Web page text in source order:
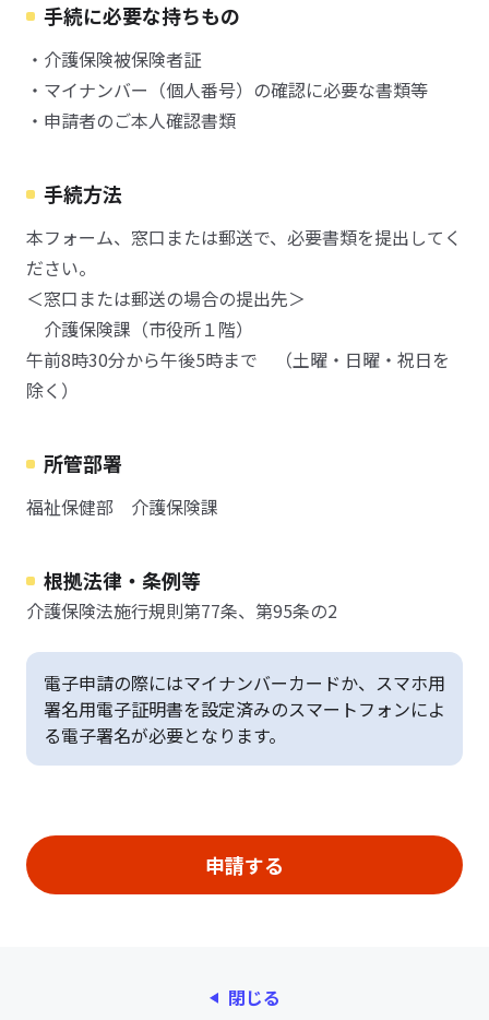
手続に必要な持ちもの
・介護保険被保険者証
・マイナンバー（個人番号）の確認に必要な書類等
・申請者のご本人確認書類
手続方法
本フォーム、窓口または郵送で、必要書類を提出してく
ださい。
＜窓口または郵送の場合の提出先＞
介護保険課（市役所１階）
午前8時30分から午後5時まで （土曜・日曜・祝日を
除く）
所管部署
福祉保健部 介護保険課
根拠法律・条例等
介護保険法施行規則第77条、第95条の2
電子申請の際にはマイナンバーカードか、スマホ用
署名用電子証明書を設定済みのスマートフォンによ
る電子署名が必要となります。
閉じる